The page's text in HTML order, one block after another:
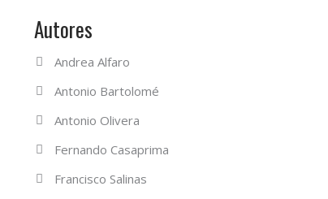
Autores
Andrea Alfaro
Antonio Bartolomé
Antonio Olivera
Fernando Casaprima
Francisco Salinas